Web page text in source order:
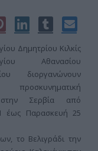
Δημητρίου Κιλκίς
Αθανασίου
διοργανώνουν
προσκυνηματική
Σερβία από
έως Παρασκευή 25
το Βελιγράδι την